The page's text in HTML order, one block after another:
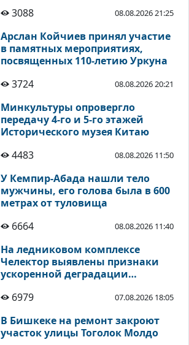
3088
08.08.2026 21:25
Арслан Койчиев принял участие
в памятных мероприятиях,
посвященных 110-летию Уркуна
3724
08.08.2026 20:21
Минкультуры опровергло
передачу 4-го и 5-го этажей
Исторического музея Китаю
4483
08.08.2026 11:50
У Кемпир-Абада нашли тело
мужчины, его голова была в 600
метрах от туловища
6664
08.08.2026 11:40
На ледниковом комплексе
Челектор выявлены признаки
ускоренной деградации
6979
07.08.2026 18:05
В Бишкеке на ремонт закроют
участок улицы Тоголок Молдо